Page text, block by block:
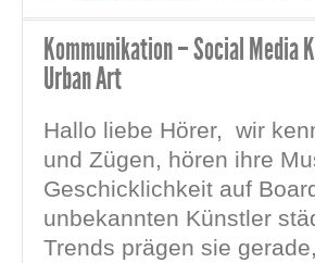
Kommunikation – Social Media
Urban Art
Hallo liebe Hörer, wir
und Zügen, hören ihre
Geschicklichkeit auf
unbekannten Künstler
Trends prägen sie